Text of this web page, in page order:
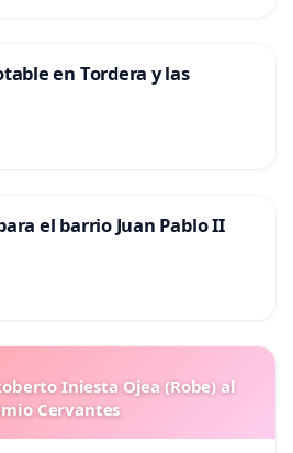
en Tordera y las
el barrio Juan Pablo II
Iniesta Ojea (Robe) al
Cervantes